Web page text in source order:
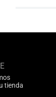
tienda